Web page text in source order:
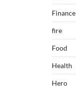
Finance
fire
Food
Health
Hero